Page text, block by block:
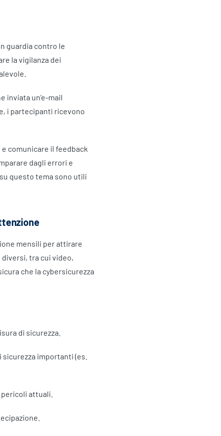
guardia contro le
la vigilanza dei
inviata un’e-mail
i partecipanti ricevono
comunicare il feedback
dagli errori e
questo tema sono utili
mensili per attirare
tra cui video,
che la cybersicurezza
di sicurezza.
importanti (es.
attuali.